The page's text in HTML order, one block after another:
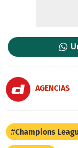
AGENCIAS
Champions